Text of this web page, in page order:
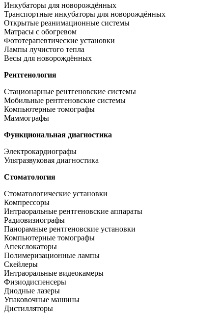
Инкубаторы для новорождённых
Транспортные инкубаторы для новорождённых
Открытые реанимационные системы
Матрасы с обогревом
Фототерапевтические установки
Лампы лучистого тепла
Весы для новорождённых
Рентгенология
Стационарные рентгеновские системы
Мобильные рентгеновские системы
Компьютерные томографы
Маммографы
Функциональная диагностика
Электрокардиографы
Ультразвуковая диагностика
Стоматология
Стоматологические установки
Компрессоры
Интраоральные рентгеновские аппараты
Радиовизиографы
Панорамные рентгеновские установки
Компьютерные томографы
Апекслокаторы
Полимеризационные лампы
Скейлеры
Интраоральные видеокамеры
Физиодиспенсеры
Диодные лазеры
Упаковочные машины
Дистилляторы